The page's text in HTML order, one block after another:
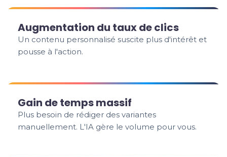
Augmentation du taux de clics
Un contenu personnalisé suscite plus d'intérêt et
pousse à l'action.
Gain de temps massif
Plus besoin de rédiger des variantes
manuellement. L'IA gère le volume pour vous.